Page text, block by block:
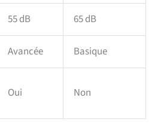
étanchéité IPX6 et de la
capacité de grimper des
pentes jusqu'à 45 %. Le
robot tondeuse est facile à
tondeuse intelligente pour
55 dB 65 dB
Avancée Basique
Oui Non